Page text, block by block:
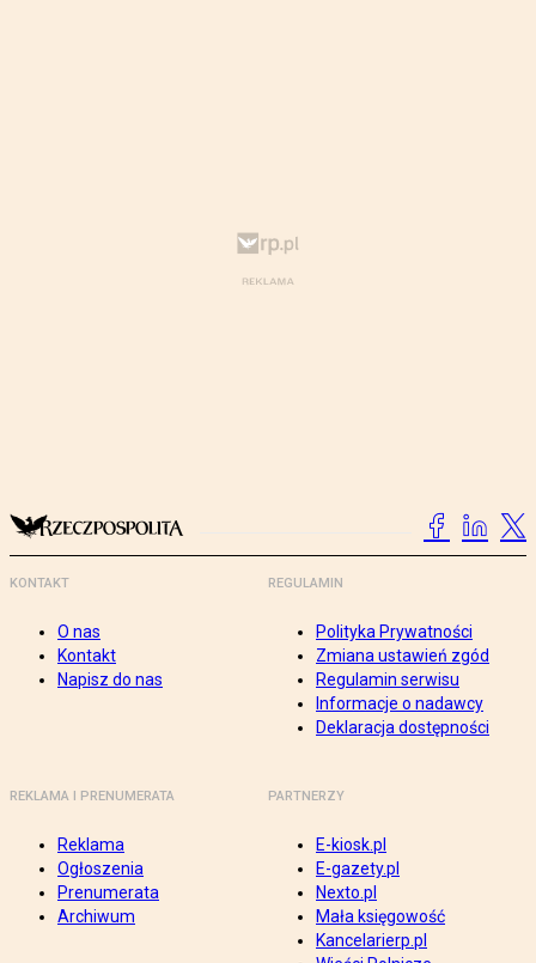
KONTAKT
O nas
Kontakt
Napisz do nas
REGULAMIN
Polityka Prywatności
Zmiana ustawień zgód
Regulamin serwisu
Informacje o nadawcy
Deklaracja dostępności
REKLAMA I PRENUMERATA
Reklama
Ogłoszenia
Prenumerata
Archiwum
PARTNERZY
E-kiosk.pl
E-gazety.pl
Nexto.pl
Mała księgowość
Kancelarierp.pl